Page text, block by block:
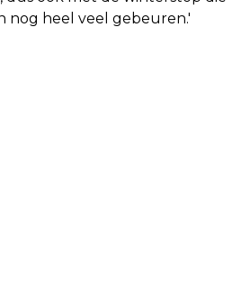
nog heel veel gebeuren.'